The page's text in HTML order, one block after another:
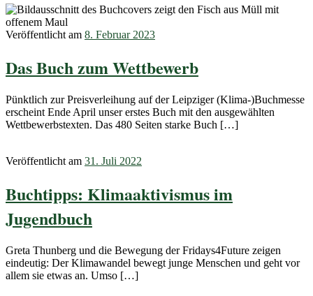
Veröffentlicht am 8. Februar 2023
Das Buch zum Wettbewerb
Pünktlich zur Preisverleihung auf der Leipziger (Klima-)Buchmesse
erscheint Ende April unser erstes Buch mit den ausgewählten
Wettbewerbstexten. Das 480 Seiten starke Buch […]
Veröffentlicht am 31. Juli 2022
Buchtipps: Klimaaktivismus im
Jugendbuch
Greta Thunberg und die Bewegung der Fridays4Future zeigen
eindeutig: Der Klimawandel bewegt junge Menschen und geht vor
allem sie etwas an. Umso […]